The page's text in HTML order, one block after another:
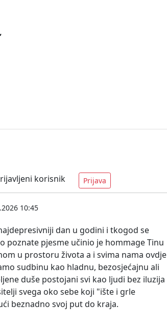
korisnik Prijava
10:45
dan u godini i tkogod se
poznate pjesme učinio je hommage Tinu
u prostoru života a i svima nama ovdje
sudbinu kao hladnu, bezosjećajnu ali
duše postojani svi kao ljudi bez iluzija
svega oko sebe koji "ište i grle
beznadno svoj put do kraja.